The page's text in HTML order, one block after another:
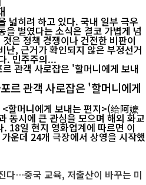
넓히려 하고 있다. 국내 일부 극우
을 벌였다는 소식은 결코 가볍게 넘
은 정책 경쟁이나 건전한 비판이
난, 근거가 확인되지 않은 부정선거
. 민주주의...
관객 사로잡은 '할머니에게
할머니에게 보내는 편지>(给阿嬷
동시에 큰 관심을 모으며 해외 화교
운데 24개 극장에서 상영을 시작했